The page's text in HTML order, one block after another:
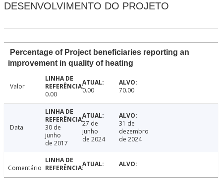
DESENVOLVIMENTO DO PROJETO
Percentage of Project beneficiaries reporting an
improvement in quality of heating
Valor
0.00
0.00 70.00
Data
30 de
junho
de 2017
27 de
junho
de 2024
31 de
dezembro
de 2024
Comentário